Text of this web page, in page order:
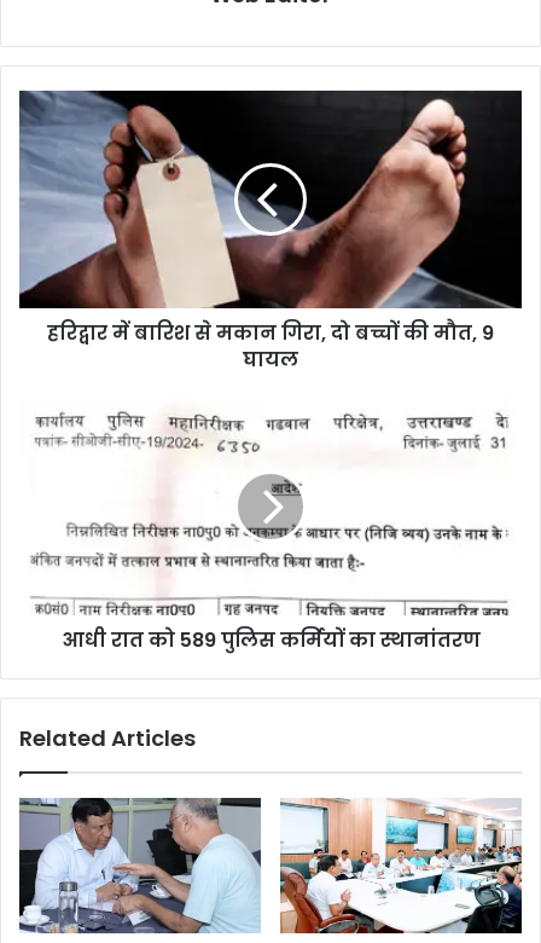
हरिद्वार में बारिश से मकान गिरा, दो बच्चों की मौत, 9
घायल
आधी रात को 589 पुलिस कर्मियों का स्थानांतरण
Related Articles